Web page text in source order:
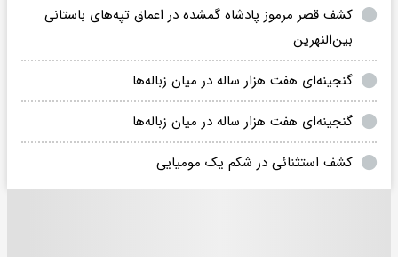
کشف قصر مرموز پادشاه گمشده در اعماق تپه‌های باستانی
بین‌النهرین
گنجینه‌ای هفت هزار ساله در میان زباله‌ها
گنجینه‌ای هفت هزار ساله در میان زباله‌ها
کشف استثنائی در شکم یک مومیایی